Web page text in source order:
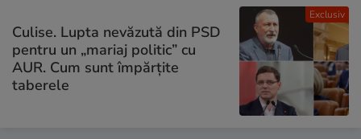
Exclusiv
Culise. Lupta nevăzută din PSD
pentru un „mariaj politic” cu
AUR. Cum sunt împărțite
taberele